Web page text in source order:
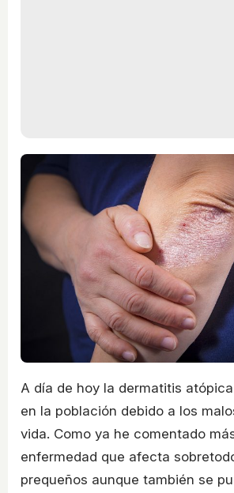
A día de hoy la dermatitis
en la población debido a los
vida. Como ya he comentado
enfermedad que afecta
prequeños aunque también se